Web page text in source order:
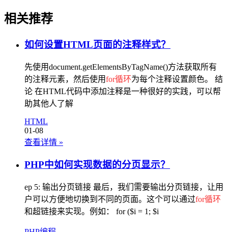
相关推荐
如何设置HTML页面的注释样式？
先使用document.getElementsByTagName()方法获取所有
的注释元素，然后使用for循环为每个注释设置颜色。 结
论 在HTML代码中添加注释是一种很好的实践，可以帮
助其他人了解
HTML
01-08
查看详情 »
PHP中如何实现数据的分页显示？
ep 5: 输出分页链接 最后，我们需要输出分页链接，让用
户可以方便地切换到不同的页面。这个可以通过for循环
和超链接来实现。例如： for ($i = 1; $i